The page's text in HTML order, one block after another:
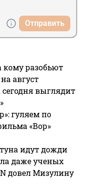
Отправить
разобьют
август
сегодня выглядит
гуляем по
«Вор»
идут дожди
даже ученых
довел Мизулину